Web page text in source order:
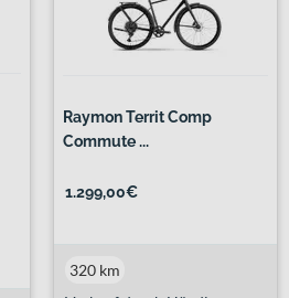
Raymon Territ Comp
Commute ...
1.299,00€
320 km